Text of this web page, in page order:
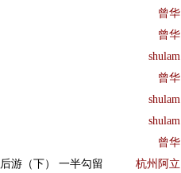
曾华
曾华
shulam
曾华
shulam
shulam
曾华
游（下） 一半勾留 杭州阿立